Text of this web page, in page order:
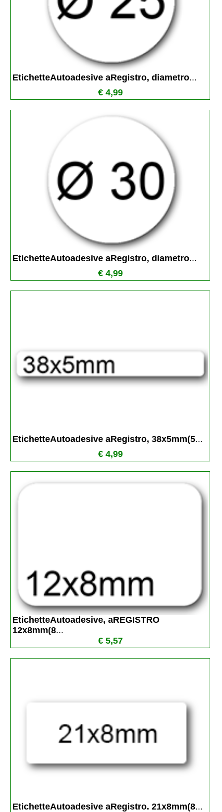
EtichetteAutoadesive aRegistro, diametro...
€ 4,99
EtichetteAutoadesive aRegistro, diametro...
€ 4,99
EtichetteAutoadesive aRegistro, 38x5mm(5...
€ 4,99
EtichetteAutoadesive, aREGISTRO
12x8mm(8...
€ 5,57
EtichetteAutoadesive aRegistro. 21x8mm(8...